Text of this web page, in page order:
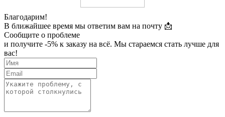
Благодарим!
В ближайшее время мы ответим вам на почту 📩
Сообщите о проблеме
и получите -5% к заказу на всё. Мы стараемся стать лучше для
вас!